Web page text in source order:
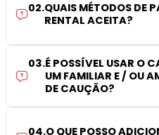
02.QUAIS MÉTODOS DE
RENTAL ACEITA?
03.É POSSÍVEL USAR O
UM FAMILIAR E / OU
DE CAUÇÃO?
04.O QUE POSSO